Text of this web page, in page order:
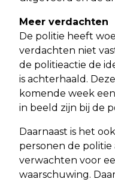
Meer verdachten
De politie heeft
verdachten niet
de politieactie de
is achterhaald.
komende week
in beeld zijn bij de
Daarnaast is het
personen de
verwachten voor
waarschuwing.